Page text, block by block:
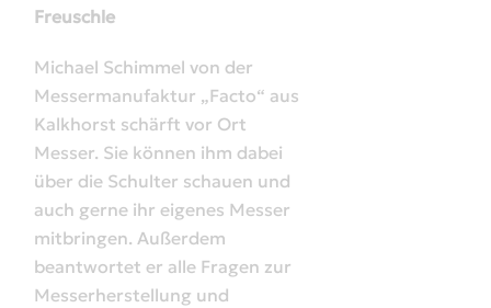
Freuschle
Michael Schimmel von der
Messermanufaktur „Facto“ aus
Kalkhorst schärft vor Ort
Messer. Sie können ihm dabei
über die Schulter schauen und
auch gerne ihr eigenes Messer
mitbringen. Außerdem
beantwortet er alle Fragen zur
Messerherstellung und